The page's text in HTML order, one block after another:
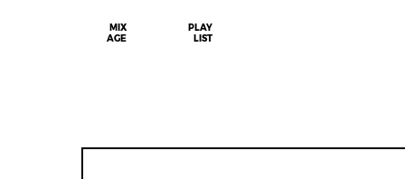
MIX
AGE
PLAY
LIST